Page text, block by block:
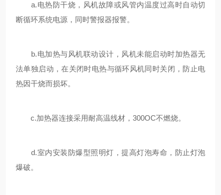
a.电热防干烧，风机故障或风管内温度过高时自动切
断循环系统电源，同时警报器报警。
b.电加热与风机联动设计，风机未能启动时加热器无
法单独启动，在关闭时电热与循环风机同时关闭，防止电
热因干烧而损坏。
c.加热器连接采用耐高温线材，300OC不燃烧。
d.室内安装防爆型照明灯，提高灯泡寿命，防止灯泡
爆破。